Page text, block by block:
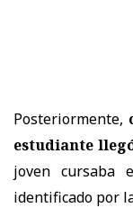
Posteriormente,
estudiante
joven cursaba
identificado por